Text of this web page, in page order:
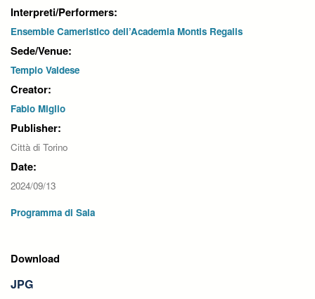
Interpreti/Performers:
Ensemble Cameristico dell’Academia Montis Regalis
Sede/Venue:
Tempio Valdese
Creator:
Fabio Miglio
Publisher:
Città di Torino
Date:
2024/09/13
Programma di Sala
Download
JPG